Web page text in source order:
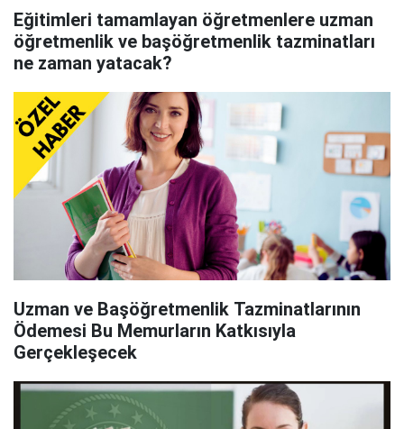
Eğitimleri tamamlayan öğretmenlere uzman
öğretmenlik ve başöğretmenlik tazminatları
ne zaman yatacak?
Uzman ve Başöğretmenlik Tazminatlarının
Ödemesi Bu Memurların Katkısıyla
Gerçekleşecek